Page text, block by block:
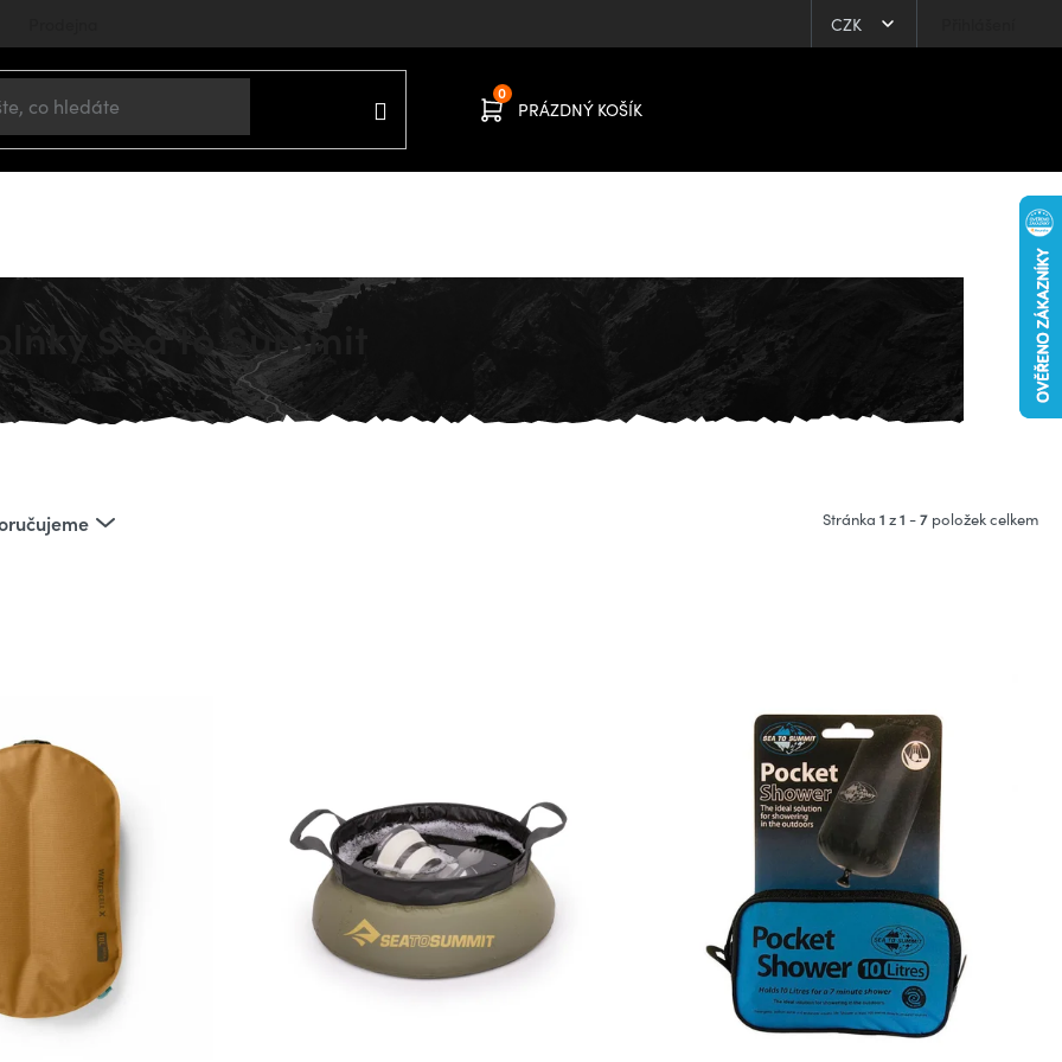
CZK
PRÁZDNÝ KOŠÍK
Sea to Summit
Stránka 1 z1 -7 položek celkem